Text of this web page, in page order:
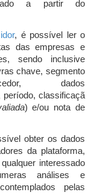
a partir do
, é possível ler o
das empresas e
sendo inclusive
chave, segmento
dados
período, classificaçã
) e/ou nota de
obter os dados
da plataforma,
interessado
análises e
pelas